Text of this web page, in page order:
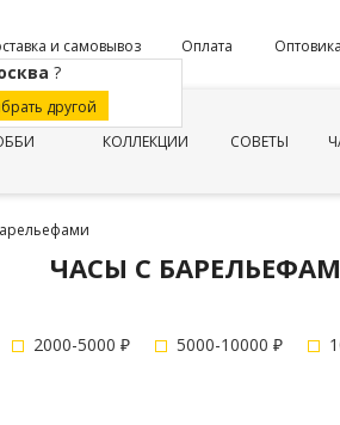
?
другой
и самовывоз Оплата
КОЛЛЕКЦИИ СОВЕТЫ
ЧАСЫ С
2000-5000 ₽ 5000-10000 ₽